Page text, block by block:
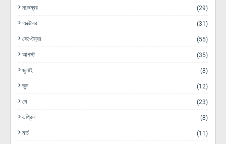
নভেম্বর (29)
অক্টোবর (31)
সেপ্টেম্বর (55)
আগস্ট (35)
জুলাই (8)
জুন (12)
মে (23)
এপ্রিল (8)
মার্চ (11)